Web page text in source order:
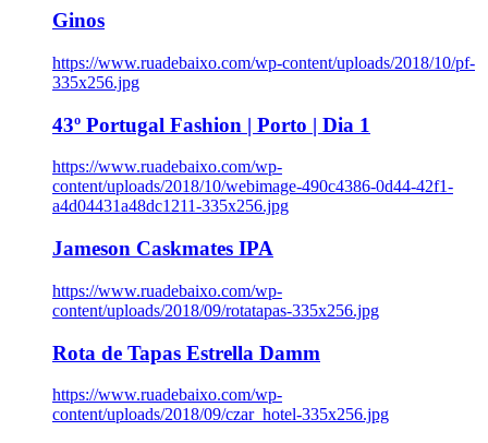
Ginos
https://www.ruadebaixo.com/wp-content/uploads/2018/10/pf-
335x256.jpg
43º Portugal Fashion | Porto | Dia 1
https://www.ruadebaixo.com/wp-
content/uploads/2018/10/webimage-490c4386-0d44-42f1-
a4d04431a48dc1211-335x256.jpg
Jameson Caskmates IPA
https://www.ruadebaixo.com/wp-
content/uploads/2018/09/rotatapas-335x256.jpg
Rota de Tapas Estrella Damm
https://www.ruadebaixo.com/wp-
content/uploads/2018/09/czar_hotel-335x256.jpg